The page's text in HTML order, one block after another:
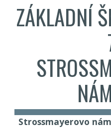
ZÁKLADNÍ
Strossmayerovo